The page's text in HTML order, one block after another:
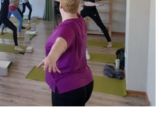
больным рассеянным